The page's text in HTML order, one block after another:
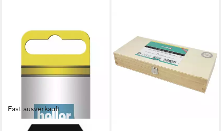
Fast ausverkauft
HELLER